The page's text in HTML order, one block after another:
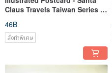
Claus Travels Taiwan Series /
Kinmen's Cool Tank
46฿
สั่งทำพิเศษ